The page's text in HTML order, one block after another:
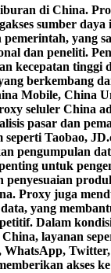
di China.
sumber daya
pemerintah, yang
dan peneliti.
kecepatan tinggi
berkembang
Mobile, China
seluler China
pasar dan
Taobao,
pengumpulan
untuk
penyesuaian
Proxy juga
yang
Dalam
layanan
WhatsApp,
akses